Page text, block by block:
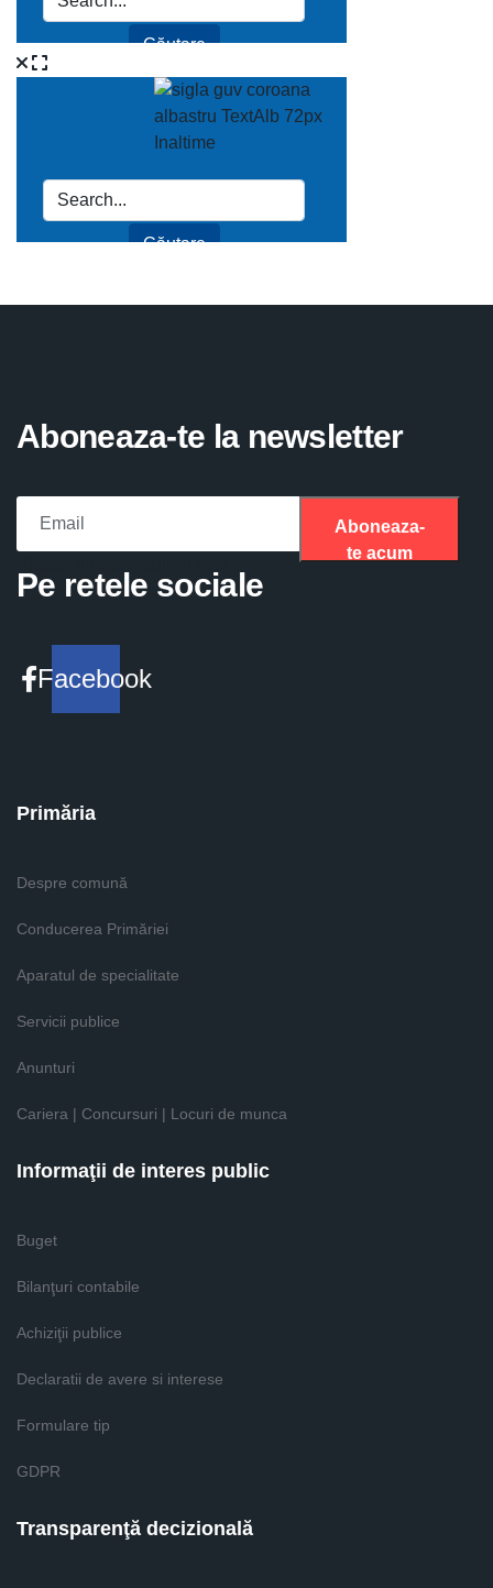
Aboneaza-te la newsletter
Aboneaza-
te acum
Pe retele sociale
Facebook
Primăria
Despre comună
Conducerea Primăriei
Aparatul de specialitate
Servicii publice
Anunturi
Cariera | Concursuri | Locuri de munca
Informaţii de interes public
Buget
Bilanţuri contabile
Achiziţii publice
Declaratii de avere si interese
Formulare tip
GDPR
Transparenţă decizională